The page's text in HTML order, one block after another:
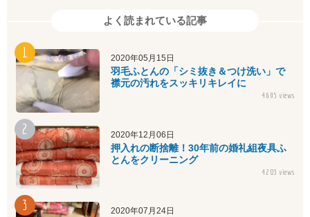
よく読まれている記事
2020年05月15日
羽毛ふとんの「シミ抜き＆つけ洗い」で
襟元の汚れをスッキリキレイに
4695 views
2020年12月06日
押入れの断捨離！30年前の婚礼組夜具ふ
とんをクリーニング
4203 views
2020年07月24日